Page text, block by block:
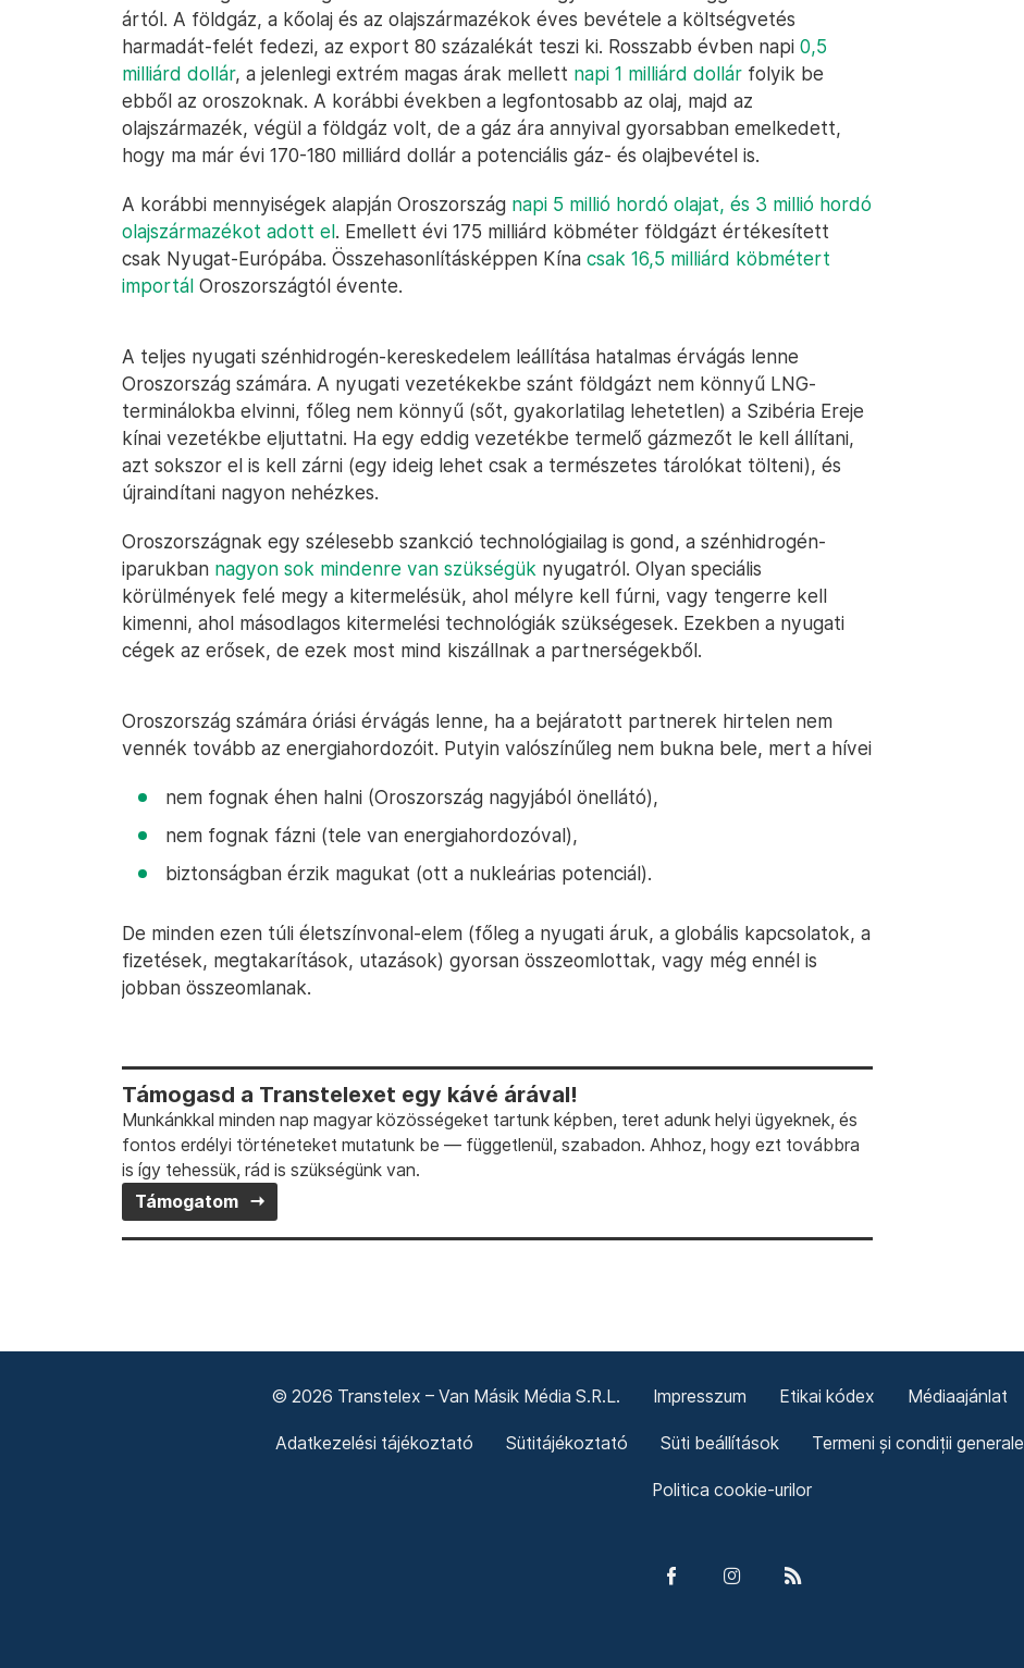
ártól. A földgáz, a kőolaj és az olajszármazékok éves bevétele a költségvetés
harmadát-felét fedezi, az export 80 százalékát teszi ki. Rosszabb évben napi 0,5
milliárd dollár, a jelenlegi extrém magas árak mellett napi 1 milliárd dollár folyik be
ebből az oroszoknak. A korábbi években a legfontosabb az olaj, majd az
olajszármazék, végül a földgáz volt, de a gáz ára annyival gyorsabban emelkedett,
hogy ma már évi 170-180 milliárd dollár a potenciális gáz- és olajbevétel is.
A korábbi mennyiségek alapján Oroszország napi 5 millió hordó olajat, és 3 millió hordó
olajszármazékot adott el. Emellett évi 175 milliárd köbméter földgázt értékesített
csak Nyugat-Európába. Összehasonlításképpen Kína csak 16,5 milliárd köbmétert
importál Oroszországtól évente.
A teljes nyugati szénhidrogén-kereskedelem leállítása hatalmas érvágás lenne
Oroszország számára. A nyugati vezetékekbe szánt földgázt nem könnyű LNG-
terminálokba elvinni, főleg nem könnyű (sőt, gyakorlatilag lehetetlen) a Szibéria Ereje
kínai vezetékbe eljuttatni. Ha egy eddig vezetékbe termelő gázmezőt le kell állítani,
azt sokszor el is kell zárni (egy ideig lehet csak a természetes tárolókat tölteni), és
újraindítani nagyon nehézkes.
Oroszországnak egy szélesebb szankció technológiailag is gond, a szénhidrogén-
iparukban nagyon sok mindenre van szükségük nyugatról. Olyan speciális
körülmények felé megy a kitermelésük, ahol mélyre kell fúrni, vagy tengerre kell
kimenni, ahol másodlagos kitermelési technológiák szükségesek. Ezekben a nyugati
cégek az erősek, de ezek most mind kiszállnak a partnerségekből.
Oroszország számára óriási érvágás lenne, ha a bejáratott partnerek hirtelen nem
vennék tovább az energiahordozóit. Putyin valószínűleg nem bukna bele, mert a hívei
nem fognak éhen halni (Oroszország nagyjából önellátó),
nem fognak fázni (tele van energiahordozóval),
biztonságban érzik magukat (ott a nukleárias potenciál).
De minden ezen túli életszínvonal-elem (főleg a nyugati áruk, a globális kapcsolatok, a
fizetések, megtakarítások, utazások) gyorsan összeomlottak, vagy még ennél is
jobban összeomlanak.
Támogasd a Transtelexet egy kávé árával!
Munkánkkal minden nap magyar közösségeket tartunk képben, teret adunk helyi ügyeknek, és
fontos erdélyi történeteket mutatunk be — függetlenül, szabadon. Ahhoz, hogy ezt továbbra
is így tehessük, rád is szükségünk van.
Támogatom
© 2026 Transtelex – Van Másik Média S.R.L. Impresszum Etikai kódex Médiaajánlat
Adatkezelési tájékoztató Sütitájékoztató Süti beállítások Termeni și condiții generale
Politica cookie-urilor